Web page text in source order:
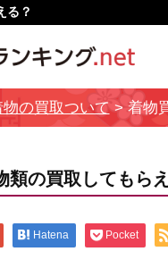
る？
物の買取ついて> 着物
類の買取してもら
Hatena Pocket